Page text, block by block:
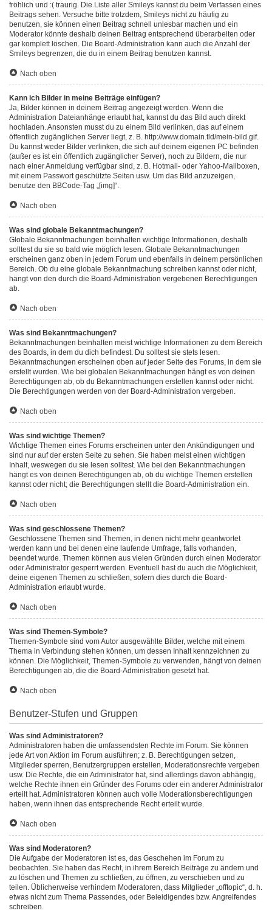
fröhlich und :( traurig. Die Liste aller Smileys kannst du beim Verfassen eines
Beitrags sehen. Versuche bitte trotzdem, Smileys nicht zu häufig zu
benutzen, sie können einen Beitrag schnell unlesbar machen und ein
Moderator könnte deshalb deinen Beitrag entsprechend überarbeiten oder
gar komplett löschen. Die Board-Administration kann auch die Anzahl der
Smileys begrenzen, die du in einem Beitrag benutzen kannst.
Nach oben
Kann ich Bilder in meine Beiträge einfügen?
Ja, Bilder können in deinem Beitrag angezeigt werden. Wenn die
Administration Dateianhänge erlaubt hat, kannst du das Bild auch direkt
hochladen. Ansonsten musst du zu einem Bild verlinken, das auf einem
öffentlich zugänglichen Server liegt, z. B. http://www.domain.tld/mein-bild.gif.
Du kannst weder Bilder verlinken, die sich auf deinem eigenen PC befinden
(außer es ist ein öffentlich zugänglicher Server), noch zu Bildern, die nur
nach einer Anmeldung verfügbar sind, z. B. Hotmail- oder Yahoo-Mailboxen,
mit einem Passwort geschützte Seiten usw. Um das Bild anzuzeigen,
benutze den BBCode-Tag „[img]“.
Nach oben
Was sind globale Bekanntmachungen?
Globale Bekanntmachungen beinhalten wichtige Informationen, deshalb
solltest du sie so bald wie möglich lesen. Globale Bekanntmachungen
erscheinen ganz oben in jedem Forum und ebenfalls in deinem persönlichen
Bereich. Ob du eine globale Bekanntmachung schreiben kannst oder nicht,
hängt von den durch die Board-Administration vergebenen Berechtigungen
ab.
Nach oben
Was sind Bekanntmachungen?
Bekanntmachungen beinhalten meist wichtige Informationen zu dem Bereich
des Boards, in dem du dich befindest. Du solltest sie stets lesen.
Bekanntmachungen erscheinen oben auf jeder Seite des Forums, in dem sie
erstellt wurden. Wie bei globalen Bekanntmachungen hängt es von deinen
Berechtigungen ab, ob du Bekanntmachungen erstellen kannst oder nicht.
Die Berechtigungen werden von der Board-Administration vergeben.
Nach oben
Was sind wichtige Themen?
Wichtige Themen eines Forums erscheinen unter den Ankündigungen und
sind nur auf der ersten Seite zu sehen. Sie haben meist einen wichtigen
Inhalt, weswegen du sie lesen solltest. Wie bei den Bekanntmachungen
hängt es von deinen Berechtigungen ab, ob du wichtige Themen erstellen
kannst oder nicht; die Berechtigungen stellt die Board-Administration ein.
Nach oben
Was sind geschlossene Themen?
Geschlossene Themen sind Themen, in denen nicht mehr geantwortet
werden kann und bei denen eine laufende Umfrage, falls vorhanden,
beendet wurde. Themen können aus vielen Gründen durch einen Moderator
oder Administrator gesperrt werden. Eventuell hast du auch die Möglichkeit,
deine eigenen Themen zu schließen, sofern dies durch die Board-
Administration erlaubt wurde.
Nach oben
Was sind Themen-Symbole?
Themen-Symbole sind vom Autor ausgewählte Bilder, welche mit einem
Thema in Verbindung stehen können, um dessen Inhalt kennzeichnen zu
können. Die Möglichkeit, Themen-Symbole zu verwenden, hängt von deinen
Berechtigungen ab, die die Board-Administration gesetzt hat.
Nach oben
Benutzer-Stufen und Gruppen
Was sind Administratoren?
Administratoren haben die umfassendsten Rechte im Forum. Sie können
jede Art von Aktion im Forum ausführen; z. B. Berechtigungen setzen,
Mitglieder sperren, Benutzergruppen erstellen, Moderationsrechte vergeben
usw. Die Rechte, die ein Administrator hat, sind allerdings davon abhängig,
welche Rechte ihnen ein Gründer des Forums oder ein anderer Administrator
erteilt hat. Administratoren können auch volle Moderationsberechtigungen
haben, wenn ihnen das entsprechende Recht erteilt wurde.
Nach oben
Was sind Moderatoren?
Die Aufgabe der Moderatoren ist es, das Geschehen im Forum zu
beobachten. Sie haben das Recht, in ihrem Bereich Beiträge zu ändern und
zu löschen und Themen zu schließen, zu öffnen, zu verschieben und zu
teilen. Üblicherweise verhindern Moderatoren, dass Mitglieder „offtopic“, d. h.
etwas nicht zum Thema Passendes, oder Beleidigendes bzw. Angreifendes
schreiben.